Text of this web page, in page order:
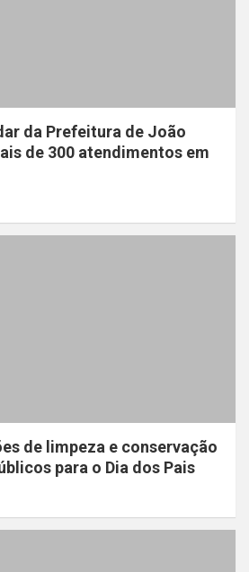
da Prefeitura de João
de 300 atendimentos em
de limpeza e conservação
para o Dia dos Pais